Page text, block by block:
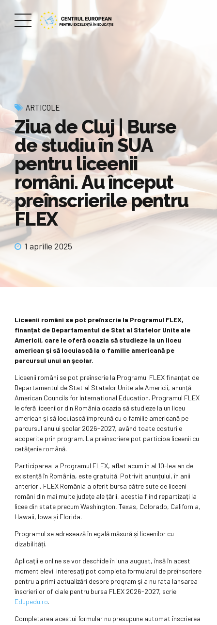
ARTICOLE
Ziua de Cluj | Burse
de studiu în SUA
pentru liceenii
români. Au început
preînscrierile pentru
FLEX
1 aprilie 2025
Liceenii români se pot preînscrie la Programul FLEX,
finanțat de Departamentul de Stat al Statelor Unite ale
Americii, care le oferă ocazia să studieze la un liceu
american şi să locuiască la o familie americană pe
parcursul unui an şcolar.
Liceenii români se pot preînscrie la Programul FLEX finanțat de
Departamentul de Stat al Statelor Unite ale Americii, anunță
American Councils for International Education. Programul FLEX
le oferă liceenilor din România ocazia să studieze la un liceu
american şi să locuiască împreună cu o familie americană pe
parcursul anului şcolar 2026-2027, având toate costurile
acoperite prin program. La preînscriere pot participa liceenii cu
cetăţenie română.
Participarea la Programul FLEX, aflat acum în al 10-lea an de
existență în România, este gratuită. Potrivit anunțului, în anii
anteriori, FLEX România a oferit bursa către sute de liceeni
români din mai multe județe ale țării, aceștia fiind repartizați la
licee din state precum Washington, Texas, Colorado, California,
Hawaii, Iowa și Florida.
Programul se adresează în egală măsură și liceenilor cu
dizabilități.
Aplicaţiile online se vor deschide în luna august, însă în acest
moment elevii interesaţi pot completa formularul de preînscriere
pentru a primi actualizări despre program şi a nu rata lansarea
înscrierilor oficiale pentru bursa FLEX 2026-2027, scrie
Edupedu.ro.
Completarea acestui formular nu presupune automat înscrierea